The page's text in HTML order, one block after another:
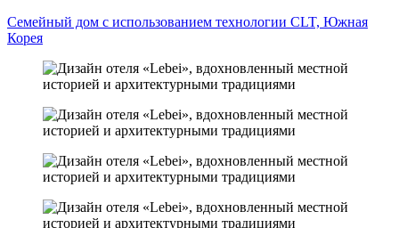
Семейный дом с использованием технологии CLT, Южная
Корея